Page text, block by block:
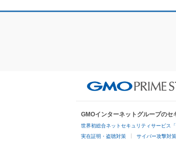
GMOインターネットグループのセ
世界初総合ネットセキュリティサービス
実在証明・盗聴対策 サイバー攻撃対